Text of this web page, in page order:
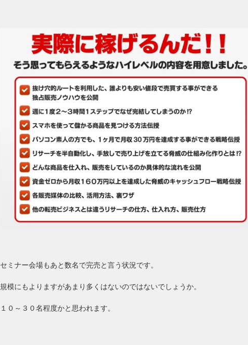
セミナー会場もあと数名で完売と言う状況です。
規模にもよりますがあまり多くはないのではないでしょうか。
１０～３０名程度かと思われます。